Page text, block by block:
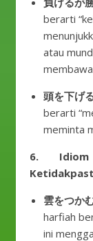
berarti
atau
頭を下げ
berarti
meminta
6. Idiom
雲をつか
harfiah
ini